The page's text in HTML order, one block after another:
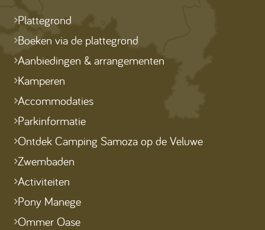
Plattegrond
Boeken via de plattegrond
Aanbiedingen & arrangementen
Kamperen
Accommodaties
Parkinformatie
Ontdek Camping Samoza op de Veluwe
Zwembaden
Activiteiten
Pony Manege
Ommer Oase